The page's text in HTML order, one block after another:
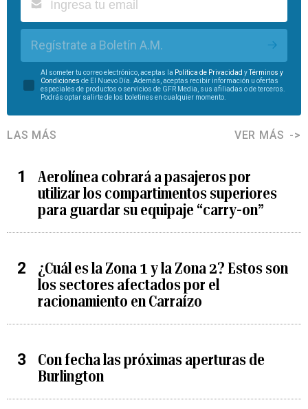
Regístrate a Boletín A.M.
Al someter tu correo electrónico, aceptas la Política de Privacidad yTérminos y
Condiciones de El Nuevo Día. Además, aceptas recibir información u ofertas
especiales de productos o servicios de GFR Media, sus afiliadas o de terceros.
Podrás optar salirte de los boletines en cualquier momento.
LAS MÁS VER MÁS
Aerolínea cobrará a pasajeros por
utilizar los compartimentos superiores
para guardar su equipaje “carry-on”
¿Cuál es la Zona 1 y la Zona 2? Estos son
los sectores afectados por el
racionamiento en Carraízo
Con fecha las próximas aperturas de
Burlington